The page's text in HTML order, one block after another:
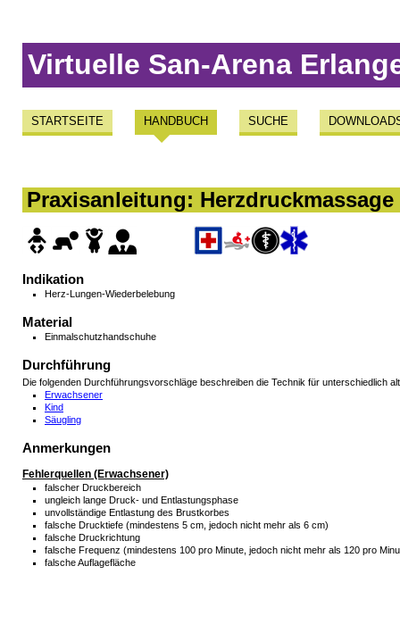
Virtuelle San-Arena
STARTSEITE HANDBUCH SUCHE
Praxisanleitung:
Indikation
Herz-Lungen-Wiederbelebung
Material
Einmalschutzhandschuhe
Durchführung
Die folgenden Durchführungsvorschläge beschreiben die Technik für unterschiedlich
Erwachsener
Kind
Säugling
Anmerkungen
Fehlerquellen (Erwachsener)
falscher Druckbereich
ungleich lange Druck- und Entlastungsphase
unvollständige Entlastung des Brustkorbes
falsche Drucktiefe (mindestens 5 cm, jedoch nicht mehr als 6 cm)
falsche Druckrichtung
falsche Frequenz (mindestens 100 pro Minute, jedoch nicht mehr als 120 pro
falsche Auflagefläche